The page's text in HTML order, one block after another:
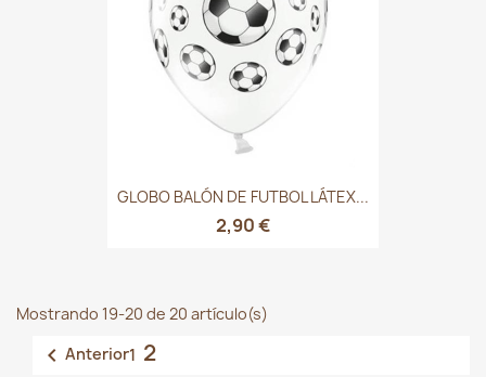
GLOBO BALÓN DE FUTBOL LÁTEX...
2,90 €
Mostrando 19-20 de 20 artículo(s)
 Anterior1 2